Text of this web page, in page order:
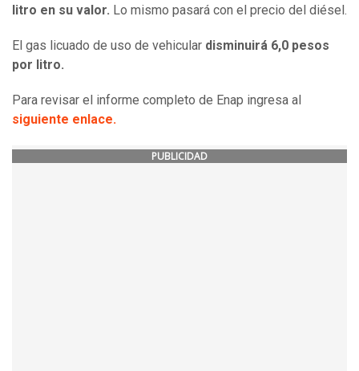
litro en su valor. Lo mismo pasará con el precio del diésel.
El gas licuado de uso de vehicular disminuirá 6,0 pesos
por litro.
Para revisar el informe completo de Enap ingresa al
siguiente enlace.
PUBLICIDAD